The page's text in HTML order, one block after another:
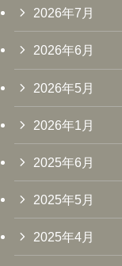
2026年7月
2026年6月
2026年5月
2026年1月
2025年6月
2025年5月
2025年4月